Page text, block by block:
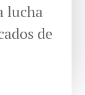
lucha
de